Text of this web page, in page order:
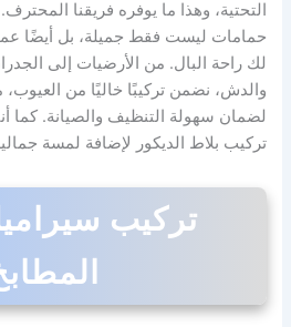
التحتية، وهذا ما يوفره فريقنا
حمامات ليست فقط جميلة، بل أيضًا
لك راحة البال. من الأرضيات إلى
والدش، نضمن تركيبًا خاليًا من
لضمان سهولة التنظيف والصيانة. كما
تركيب بلاط الديكور لإضافة لمسة
تركيب